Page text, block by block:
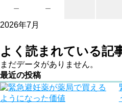
－ －
2026年7月
よく読まれている記
まだデータがありません。
最近の投稿